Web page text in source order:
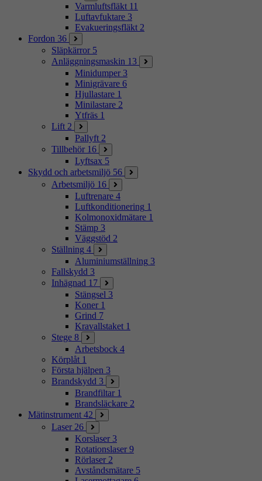
Varmluftsfläkt 11
Luftavfuktare 3
Evakueringsfläkt 2
Fordon 36
Släpkärror 5
Anläggningsmaskin 13
Minidumper 3
Minigrävare 6
Hjullastare 1
Minilastare 2
Ytfräs 1
Lift 2
Pallyft 2
Tillbehör 16
Lyftsax 5
Skydd och arbetsmiljö 56
Arbetsmiljö 16
Luftrenare 4
Luftkonditionering 1
Kolmonoxidmätare 1
Stämp 3
Väggstöd 2
Ställning 4
Aluminiumställning 3
Fallskydd 3
Inhägnad 17
Stängsel 3
Koner 1
Grind 7
Kravallstaket 1
Stege 8
Arbetsbock 4
Körplåt 1
Första hjälpen 3
Brandskydd 3
Brandfiltar 1
Brandsläckare 2
Mätinstrument 42
Laser 26
Korslaser 3
Rotationslaser 9
Rörlaser 2
Avståndsmätare 5